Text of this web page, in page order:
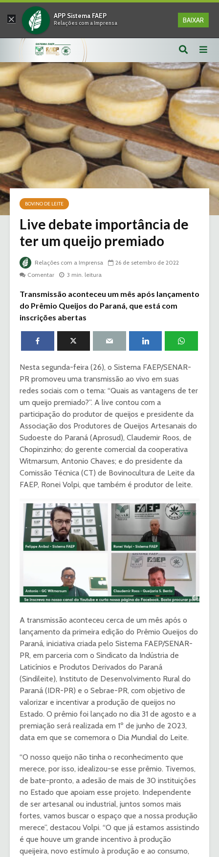
× APP Sistema FAEP
Relações com a Imprensa BAIXAR
BOVINO DE LEITE
Live debate importância de
ter um queijo premiado
Relações com a Imprensa
26 de setembro de 2022
Comentar
3 min. leitura
Transmissão aconteceu um mês após lançamento
do Prêmio Queijos do Paraná, que está com
inscrições abertas
Nesta segunda-feira (26), o Sistema FAEP/SENAR-
PR promoveu uma transmissão ao vivo em suas
redes sociais com o tema: “Quais as vantagens de ter
um queijo premiado?”. A live contou com a
participação do produtor de queijos e presidente da
Associação dos Produtores de Queijos Artesanais do
Sudoeste do Paraná (Aprosud), Claudemir Roos, de
Chopinzinho; do gerente comercial da cooperativa
Witmarsum, Antonio Chaves; e do presidente da
Comissão Técnica (CT) de Bovinocultura de Leite da
FAEP, Ronei Volpi, que também é produtor de leite.
A transmissão aconteceu cerca de um mês após o
lançamento da primeira edição do Prêmio Queijos do
Paraná, iniciativa criada pelo Sistema FAEP/SENAR-
PR, em parceria com o Sindicato da Indústria de
Laticínios e Produtos Derivados do Paraná
(Sindileite), Instituto de Desenvolvimento Rural do
Paraná (IDR-PR) e o Sebrae-PR, com objetivo de
valorizar e incentivar a produção de queijos no
Estado. O prêmio foi lançado no dia 31 de agosto e a
premiação será realizada em 1º de junho de 2023,
data em que se comemora o Dia Mundial do Leite.
“O nosso queijo não tinha o reconhecimento que
merece, por isso, idealizou-se esse prêmio. Tivemos,
de bate-pronto, a adesão de mais de 30 instituições
no Estado que apoiam esse projeto. Independente
de ser artesanal ou industrial, juntos somos mais
fortes, vamos buscar o espaço que a nossa produção
merece”, destacou Volpi. “O que já estamos assistindo
é que houve um grande incentivo à produção
queijeira, novo estímulo à produção e ao consumo,